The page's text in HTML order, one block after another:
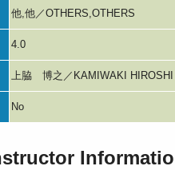
他,他／OTHERS,OTHERS
4.0
上脇 博之／KAMIWAKI HIROSHI
No